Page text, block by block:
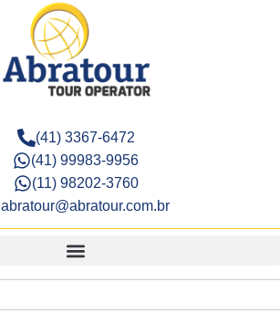
(41) 3367-6472
(41) 99983-9956
(11) 98202-3760
abratour@abratour.com.br